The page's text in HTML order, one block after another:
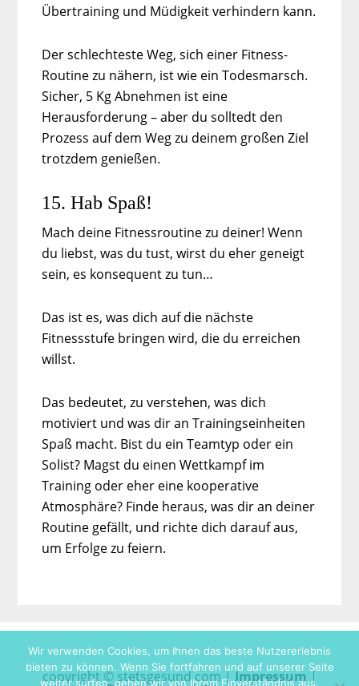
Übertraining und Müdigkeit verhindern kann.
Der schlechteste Weg, sich einer Fitness-
Routine zu nähern, ist wie ein Todesmarsch.
Sicher, 5 Kg Abnehmen ist eine
Herausforderung – aber du solltedt den
Prozess auf dem Weg zu deinem großen Ziel
trotzdem genießen.
15. Hab Spaß!
Mach deine Fitnessroutine zu deiner! Wenn
du liebst, was du tust, wirst du eher geneigt
sein, es konsequent zu tun…
Das ist es, was dich auf die nächste
Fitnessstufe bringen wird, die du erreichen
willst.
Das bedeutet, zu verstehen, was dich
motiviert und was dir an Trainingseinheiten
Spaß macht. Bist du ein Teamtyp oder ein
Solist? Magst du einen Wettkampf im
Training oder eher eine kooperative
Atmosphäre? Finde heraus, was dir an deiner
Routine gefällt, und richte dich darauf aus,
um Erfolge zu feiern.
copyright © stetsgesund.com |Impressum|
Wir verwenden Cookies, um Ihnen das beste Nutzererlebnis
bieten zu können. Wenn Sie fortfahren und auf unserer Seite
weiter surfen, gehen wir von Ihrem Einverständnis aus.